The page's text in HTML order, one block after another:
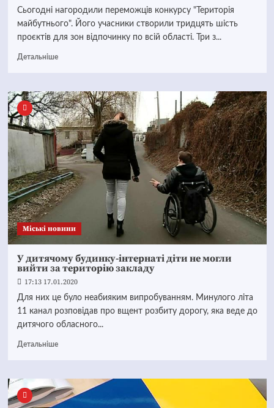
Сьогодні нагородили переможців конкурсу "Територія
майбутнього". Його учасники створили тридцять шість
проєктів для зон відпочинку по всій області. Три з...
Детальніше
Mіські новини
У дитячому будинку-інтернаті діти не могли
вийти за територію закладу
17:13 17.01.2020
Для них це було неабияким випробуванням. Минулого літа
11 канал розповідав про вщент розбиту дорогу, яка веде до
дитячого обласного...
Детальніше